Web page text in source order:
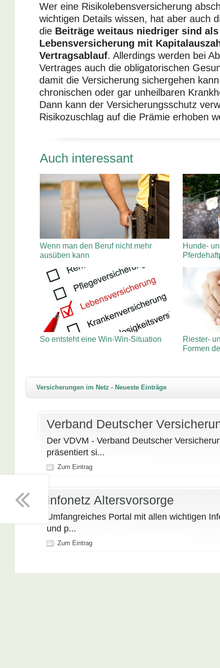
Wer eine Risikolebensversicherung
wichtigen Details wissen, hat aber auch
die Beiträge weitaus niedriger sind
Lebensversicherung mit
Vertragsablauf. Allerdings werden bei
Vertrages auch die obligatorischen
damit die Versicherung sichergehen
chronischen oder gar unheilbaren
Dann kann der Versicherungsschutz
Risikozuschlag auf die Prämie erhoben
Auch interessant
Wenn man den Beruf nicht mehr
ausüben kann
Hunde-
So entsteht eine Win-Win-Situation
Riester-
Formen
Versicherungen im Netz - Neueste Einträge
Verband Deutscher
Der VDVM - Verband Deutscher
präsentiert si...
Zum Eintrag
Infonetz Altersvorsorge
Umfangreiches Portal mit allen wichtigen
und p...
Zum Eintrag